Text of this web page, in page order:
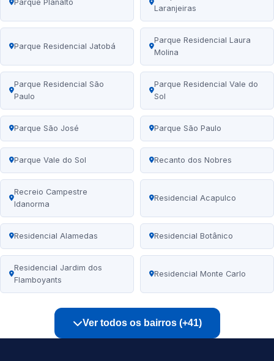
Parque Planalto
Laranjeiras
Parque Residencial Jatobá
Parque Residencial Laura
Molina
Parque Residencial São
Paulo
Parque Residencial Vale do
Sol
Parque São José Parque São Paulo
Parque Vale do Sol Recanto dos Nobres
Recreio Campestre
Idanorma
Residencial Acapulco
Residencial Alamedas Residencial Botânico
Residencial Jardim dos
Flamboyants
Residencial Monte Carlo
Ver todos os bairros (+41)